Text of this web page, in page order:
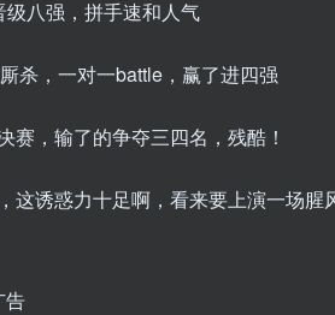
八强，拼手速和人气
杀，一对一battle，赢了进四强
赛，输了的争夺三四名，残酷！
这诱惑力十足啊，看来要上演一场腥
告